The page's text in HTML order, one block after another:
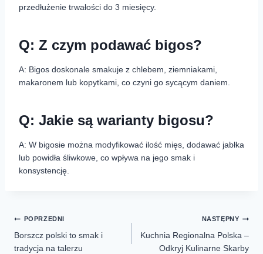
przedłużenie trwałości do 3 miesięcy.
Q: Z czym podawać bigos?
A: Bigos doskonale smakuje z chlebem, ziemniakami,
makaronem lub kopytkami, co czyni go sycącym daniem.
Q: Jakie są warianty bigosu?
A: W bigosie można modyfikować ilość mięs, dodawać jabłka
lub powidła śliwkowe, co wpływa na jego smak i
konsystencję.
POPRZEDNI
Borszcz polski to smak i
tradycja na talerzu
NASTĘPNY
Kuchnia Regionalna Polska –
Odkryj Kulinarne Skarby